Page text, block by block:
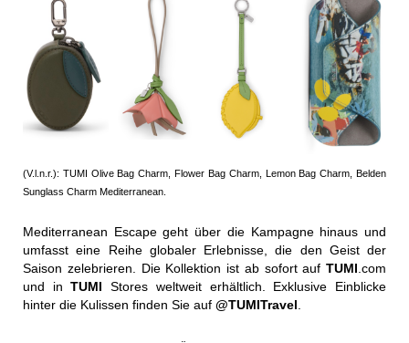
(V.l.n.r.): TUMI Olive Bag Charm, Flower Bag Charm, Lemon Bag Charm, Belden
Sunglass Charm Mediterranean.
Mediterranean Escape geht über die Kampagne hinaus und
umfasst eine Reihe globaler Erlebnisse, die den Geist der
Saison zelebrieren. Die Kollektion ist ab sofort auf TUMI .com
und inTUMI Stores weltweit erhältlich. Exklusive Einblicke
hinter die Kulissen finden Sie auf @TUMITravel